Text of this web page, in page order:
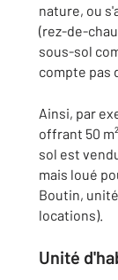
nature, ou
(rez-de-
sous-sol
compte pas
Ainsi, par
offrant 50
sol est
mais loué
Boutin,
locations).
Unité